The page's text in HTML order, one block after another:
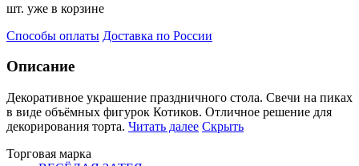
шт. уже в корзине
Способы оплаты Доставка по России
Описание
Декоративное украшение праздничного стола. Свечи на пиках
в виде объёмных фигурок Котиков. Отличное решение для
декорирования торта. Читать далее Скрыть
Торговая марка